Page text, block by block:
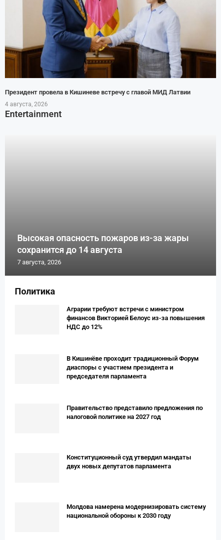
Президент провела в Кишиневе встречу с главой МИД Латвии
4 августа, 2026
Entertainment
Высокая опасность пожаров из-за жары
сохранится до 14 августа
7 августа, 2026
Политика
Аграрии требуют встречи с министром
финансов Викторией Белоус из-за повышения
НДС до 12%
В Кишинёве проходит традиционный Форум
диаспоры с участием президента и
председателя парламента
Правительство представило предложения по
налоговой политике на 2027 год
Конституционный суд утвердил мандаты
двух новых депутатов парламента
Молдова намерена модернизировать систему
национальной обороны к 2030 году